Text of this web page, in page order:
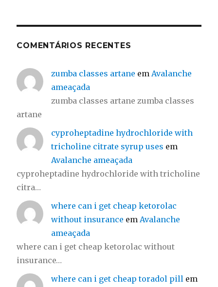
COMENTÁRIOS RECENTES
zumba classes artane em Avalanche
ameaçada
zumba classes artane zumba classes
artane
cyproheptadine hydrochloride with
tricholine citrate syrup uses em
Avalanche ameaçada
cyproheptadine hydrochloride with tricholine
citra…
where can i get cheap ketorolac
without insurance em Avalanche
ameaçada
where can i get cheap ketorolac without
insurance…
where can i get cheap toradol pill em